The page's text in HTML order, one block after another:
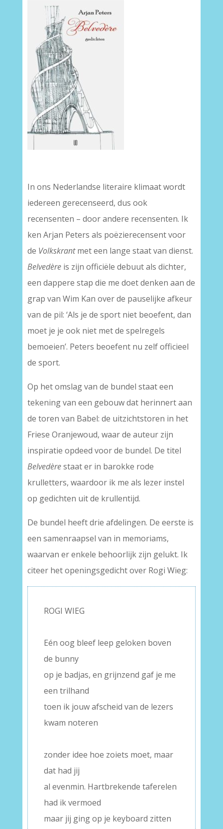
In ons Nederlandse literaire klimaat wordt
iedereen gerecenseerd, dus ook
recensenten – door andere recensenten. Ik
ken Arjan Peters als poëzierecensent voor
de Volkskrantmet een lange staat van dienst.
Belvedèreis zijn officiële debuut als dichter,
een dappere stap die me doet denken aan de
grap van Wim Kan over de pauselijke afkeur
van de pil: ‘Als je de sport niet beoefent, dan
moet je je ook niet met de spelregels
bemoeien’. Peters beoefent nu zelf officieel
de sport.
Op het omslag van de bundel staat een
tekening van een gebouw dat herinnert aan
de toren van Babel: de uitzichtstoren in het
Friese Oranjewoud, waar de auteur zijn
inspiratie opdeed voor de bundel. De titel
Belvedèrestaat er in barokke rode
krulletters, waardoor ik me als lezer instel
op gedichten uit de krullentijd.
De bundel heeft drie afdelingen. De eerste is
een samenraapsel van in memoriams,
waarvan er enkele behoorlijk zijn gelukt. Ik
citeer het openingsgedicht over Rogi Wieg:
ROGI WIEG
Eén oog bleef leep geloken boven
de bunny
op je badjas, en grijnzend gaf je me
een trilhand
toen ik jouw afscheid van de lezers
kwam noteren
zonder idee hoe zoiets moet, maar
dat had jij
al evenmin. Hartbrekende taferelen
had ik vermoed
maar jij ging op je keyboard zitten